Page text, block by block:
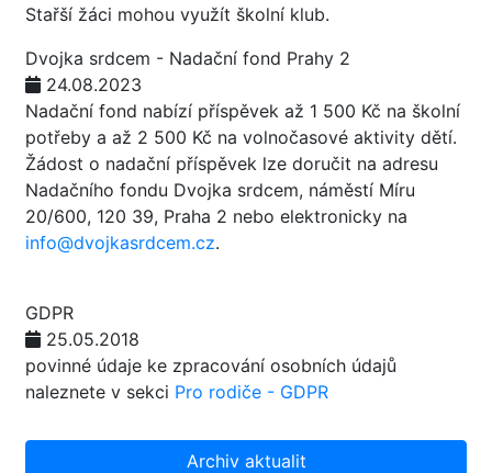
Stařší žáci mohou využít školní klub.
Dvojka srdcem - Nadační fond Prahy 2
24.08.2023
Nadační fond nabízí příspěvek až 1 500 Kč na školní
potřeby a až 2 500 Kč na volnočasové aktivity dětí.
Žádost o nadační příspěvek lze doručit na adresu
Nadačního fondu Dvojka srdcem, náměstí Míru
20/600, 120 39, Praha 2 nebo elektronicky na
info@dvojkasrdcem.cz.
GDPR
25.05.2018
povinné údaje ke zpracování osobních údajů
naleznete v sekci Pro rodiče - GDPR
Archiv aktualit